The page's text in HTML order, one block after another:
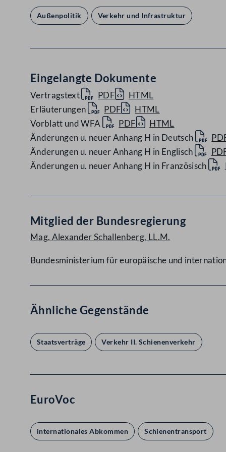
Außenpolitik Verkehr und Infrastruktur
Eingelangte Dokumente
Vertragstext PDF
HTML
Erläuterungen
PDF
HTML
Vorblatt und WFA
PDF
HTML
Änderungen u. neuer Anhang H in Deutsch
Änderungen u. neuer Anhang H in Englisch
Änderungen u. neuer Anhang H in Französisch
Mitglied der Bundesregierung
Mag. Alexander Schallenberg, LL.M.
Bundesministerium für europäische und
Ähnliche Gegenstände
Staatsverträge Verkehr II. Schienenverkehr
EuroVoc
internationales Abkommen Schienentransport